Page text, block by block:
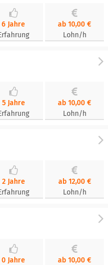
6 Jahre
ab 10,00 €
Lohn/h
5 Jahre
ab 10,00 €
Lohn/h
2 Jahre
ab 12,00 €
Lohn/h
0 Jahre
ab 10,00 €